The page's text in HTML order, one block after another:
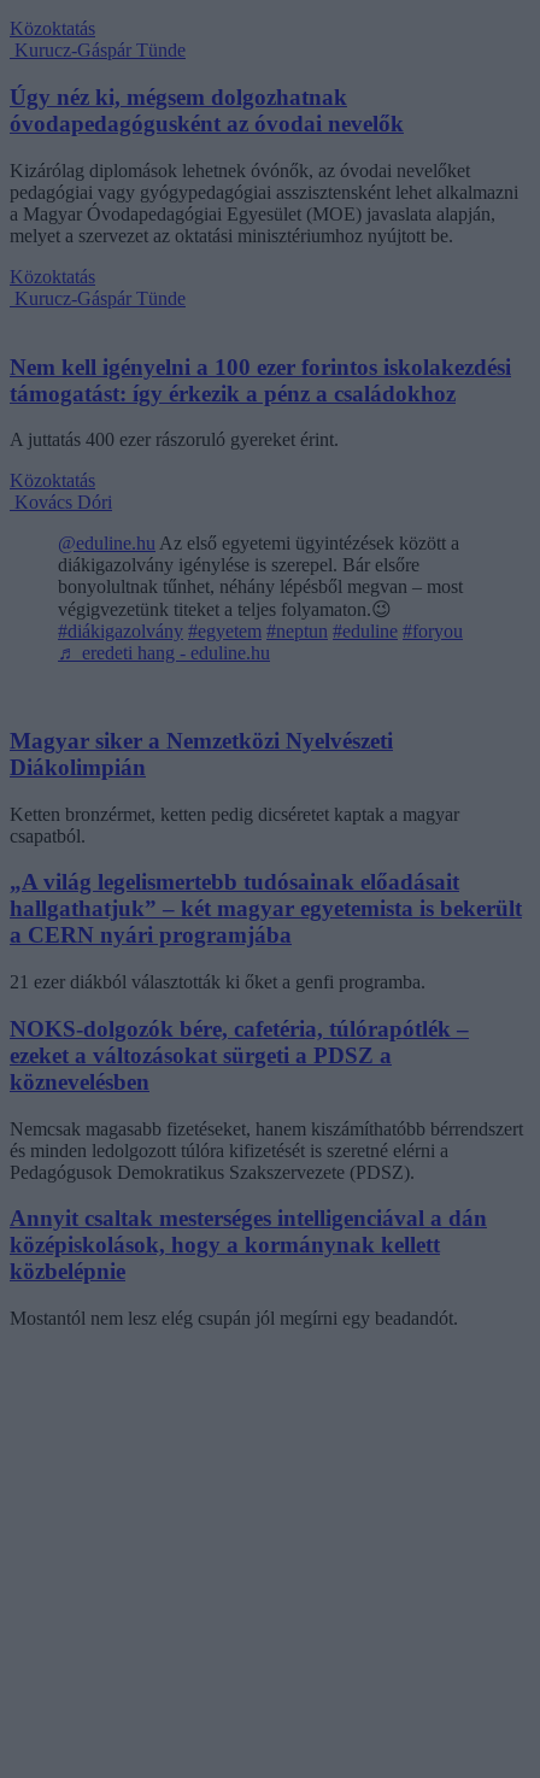
Közoktatás
Kurucz-Gáspár Tünde
Úgy néz ki, mégsem dolgozhatnak
óvodapedagógusként az óvodai nevelők
Kizárólag diplomások lehetnek óvónők, az óvodai nevelőket
pedagógiai vagy gyógypedagógiai asszisztensként lehet alkalmazni
a Magyar Óvodapedagógiai Egyesület (MOE) javaslata alapján,
melyet a szervezet az oktatási minisztériumhoz nyújtott be.
Közoktatás
Kurucz-Gáspár Tünde
Nem kell igényelni a 100 ezer forintos iskolakezdési
támogatást: így érkezik a pénz a családokhoz
A juttatás 400 ezer rászoruló gyereket érint.
Közoktatás
Kovács Dóri
@eduline.hu Az első egyetemi ügyintézések között a
diákigazolvány igénylése is szerepel. Bár elsőre
bonyolultnak tűnhet, néhány lépésből megvan – most
végigvezetünk titeket a teljes folyamaton.😉
#diákigazolvány #egyetem #neptun #eduline #foryou
♬ eredeti hang - eduline.hu
Magyar siker a Nemzetközi Nyelvészeti
Diákolimpián
Ketten bronzérmet, ketten pedig dicséretet kaptak a magyar
csapatból.
„A világ legelismertebb tudósainak előadásait
hallgathatjuk” – két magyar egyetemista is bekerült
a CERN nyári programjába
21 ezer diákból választották ki őket a genfi programba.
NOKS-dolgozók bére, cafetéria, túlórapótlék –
ezeket a változásokat sürgeti a PDSZ a
köznevelésben
Nemcsak magasabb fizetéseket, hanem kiszámíthatóbb bérrendszert
és minden ledolgozott túlóra kifizetését is szeretné elérni a
Pedagógusok Demokratikus Szakszervezete (PDSZ).
Annyit csaltak mesterséges intelligenciával a dán
középiskolások, hogy a kormánynak kellett
közbelépnie
Mostantól nem lesz elég csupán jól megírni egy beadandót.